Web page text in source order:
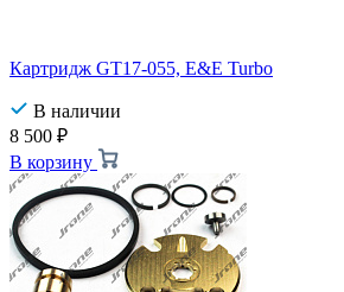
Картридж GT17-055, E&E Turbo
В наличии
8 500 ₽
В корзину